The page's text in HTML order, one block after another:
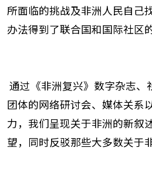
所面临的挑战及非洲人民自己
办法得到了联合国和国际社区
通过《非洲复兴》数字杂志、
团体的网络研讨会、媒体关系
力，我们呈现关于非洲的新叙
望，同时反驳那些大多数关于